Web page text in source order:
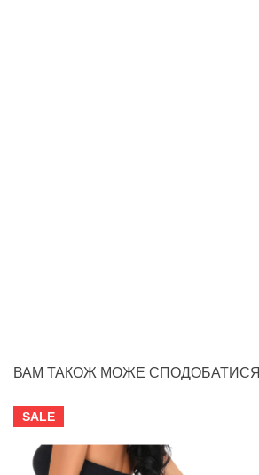
ВАМ ТАКОЖ МОЖЕ СПОДОБАТИСЯ
SALE